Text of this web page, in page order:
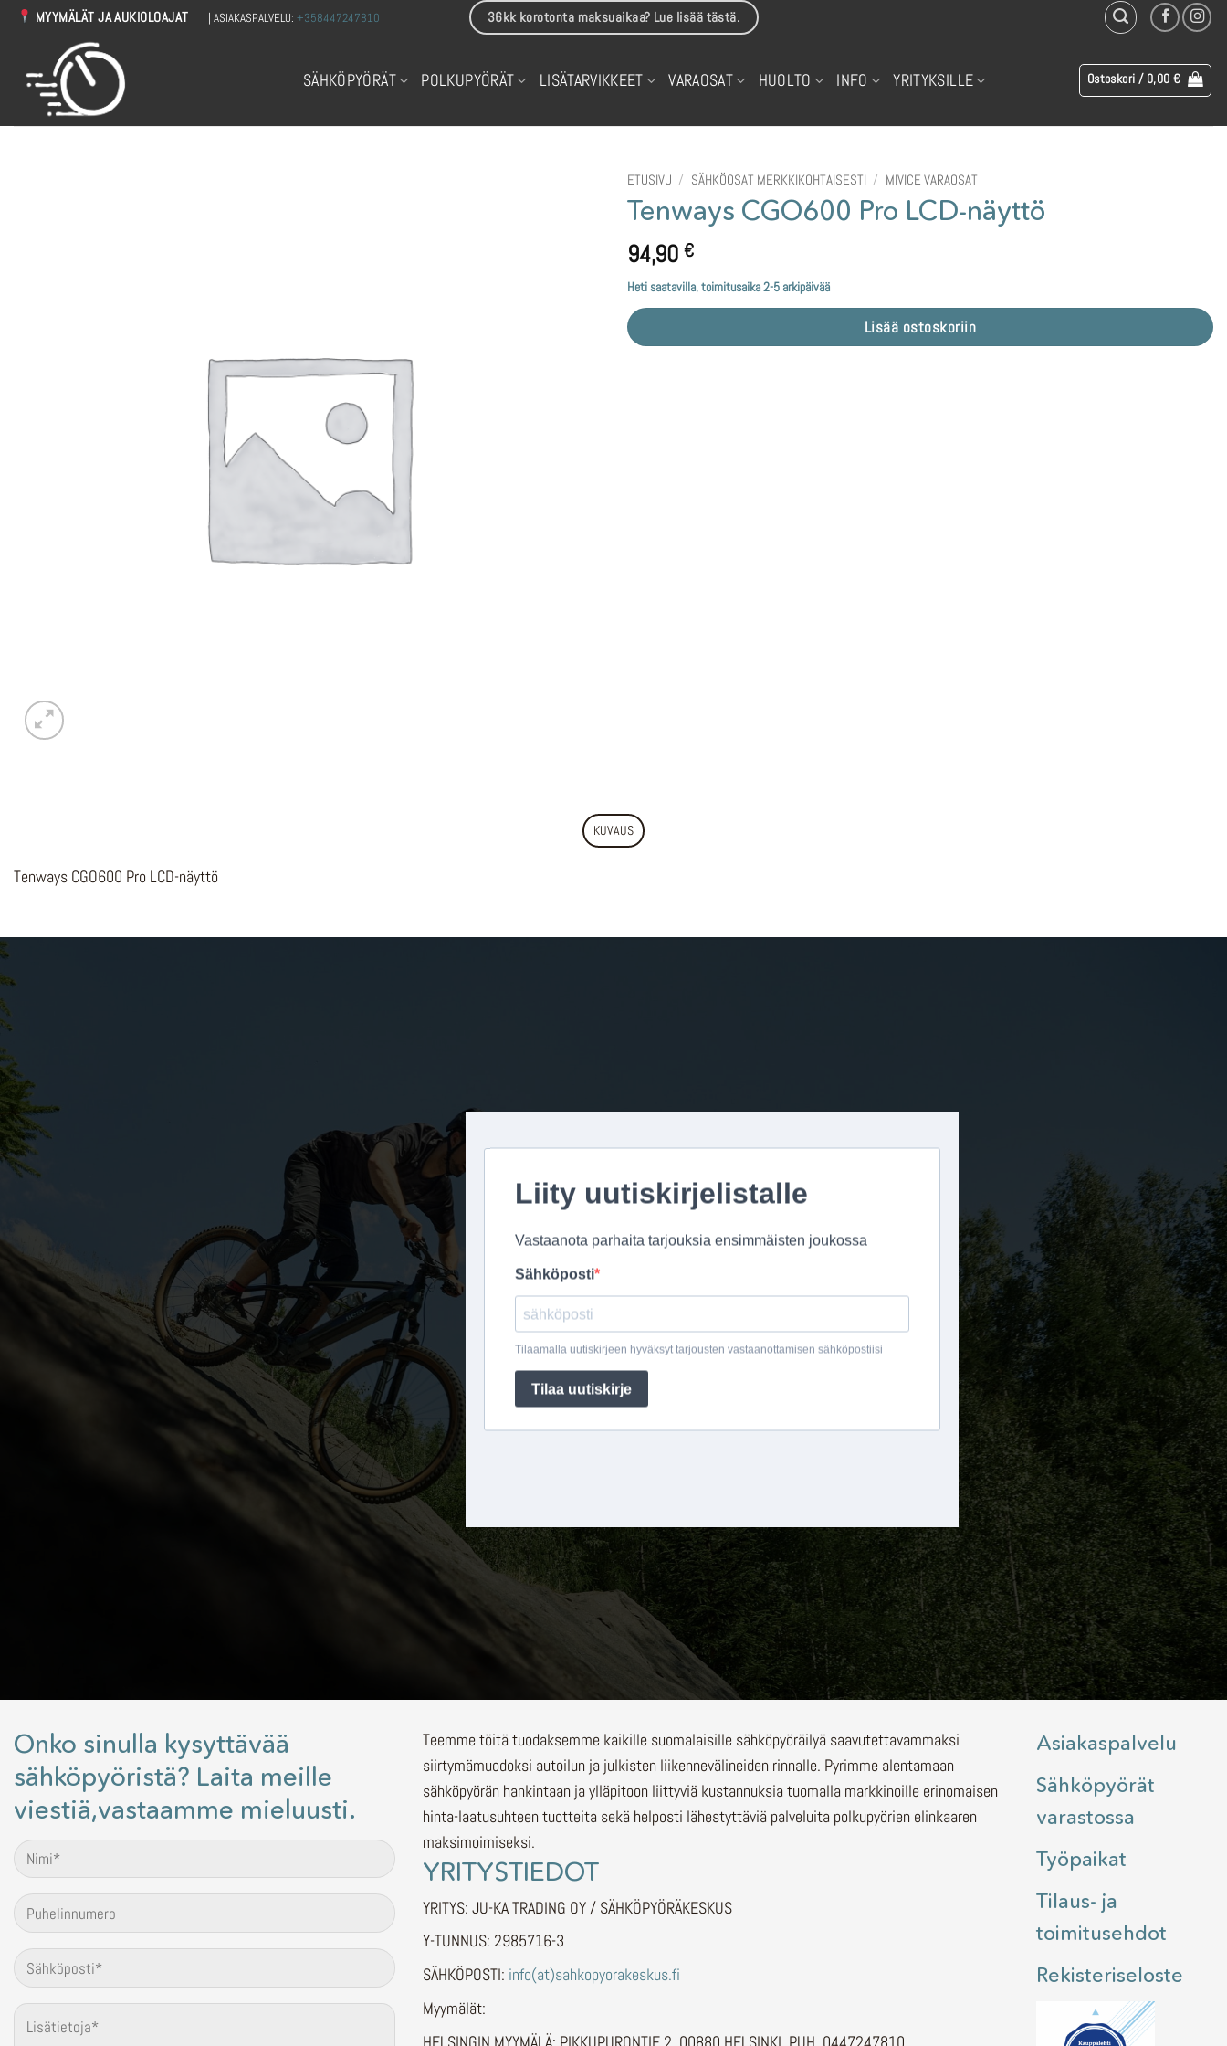
Skip
MYYMÄLÄT JA AUKIOLOAJAT | ASIAKASPALVELU:+358447247810 36kk korotonta maksuaikaa? Lue lisää tästä.
SÄHKÖPYÖRÄT POLKUPYÖRÄT LISÄTARVIKKEET VARAOSAT HUOLTO INFO YRITYKSILLE Ostoskori / 0,00 €
ETUSIVU / SÄHKÖOSAT MERKKIKOHTAISESTI / MIVICE VARAOSAT
Tenways CGO600 Pro LCD-näyttö
94,90 €
Heti saatavilla, toimitusaika 2-5 arkipäivää
Lisää ostoskoriin
KUVAUS
Tenways CGO600 Pro LCD-näyttö
Onko sinulla kysyttävää
sähköpyöristä? Laita meille
viestiä,vastaamme mieluusti.
Teemme töitä tuodaksemme kaikille suomalaisille sähköpyöräilyä saavutettavammaksi
siirtymämuodoksi autoilun ja julkisten liikennevälineiden rinnalle. Pyrimme alentamaan
sähköpyörän hankintaan ja ylläpitoon liittyviä kustannuksia tuomalla markkinoille erinomaisen
hinta-laatusuhteen tuotteita sekä helposti lähestyttäviä palveluita polkupyörien elinkaaren
maksimoimiseksi.
YRITYSTIEDOT
YRITYS: JU-KA TRADING OY / SÄHKÖPYÖRÄKESKUS
Y-TUNNUS: 2985716-3
SÄHKÖPOSTI: info(at)sahkopyorakeskus.fi
Myymälät:
Asiakaspalvelu
Sähköpyörät
varastossa
Työpaikat
Tilaus- ja
toimitusehdot
Rekisteriseloste